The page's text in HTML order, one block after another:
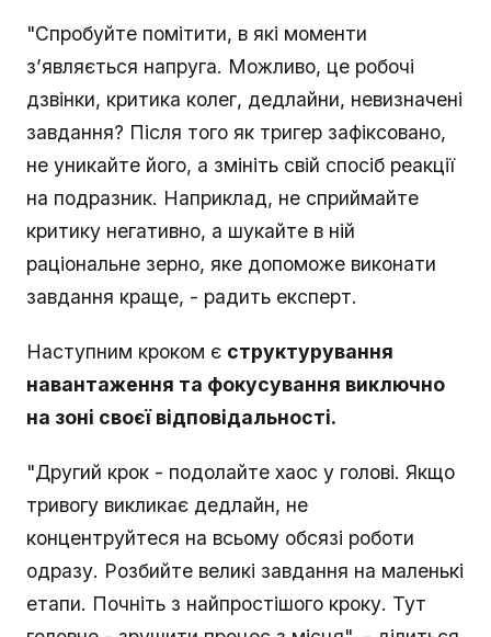
"Спробуйте помітити, в які моменти
з’являється напруга. Можливо, це робочі
дзвінки, критика колег, дедлайни, невизначені
завдання? Після того як тригер зафіксовано,
не уникайте його, а змініть свій спосіб реакції
на подразник. Наприклад, не сприймайте
критику негативно, а шукайте в ній
раціональне зерно, яке допоможе виконати
завдання краще, - радить експерт.
Наступним кроком є структурування
навантаження та фокусування виключно
на зоні своєї відповідальності.
"Другий крок - подолайте хаос у голові. Якщо
тривогу викликає дедлайн, не
концентруйтеся на всьому обсязі роботи
одразу. Розбийте великі завдання на маленькі
етапи. Почніть з найпростішого кроку. Тут